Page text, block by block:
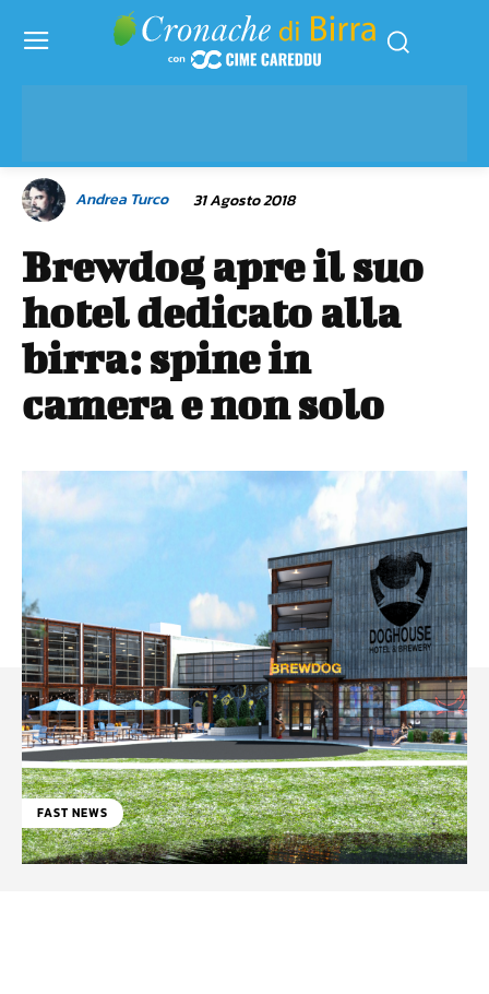
Andrea Turco 31 Agosto 2018
Brewdog apre il suo
hotel dedicato alla
birra: spine in
camera e non solo
FAST NEWS